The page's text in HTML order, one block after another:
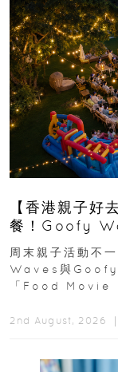
【香港親子
餐！Goofy
外影院逢週末
周末親子活動不
Waves與Goofy
「Food
2nd August, 2026 ｜